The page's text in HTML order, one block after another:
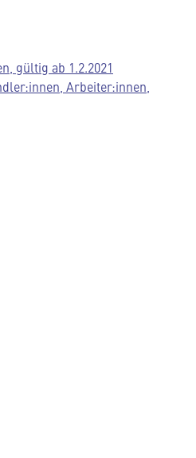
gültig ab 1.2.2021
Arbeiter:innen,